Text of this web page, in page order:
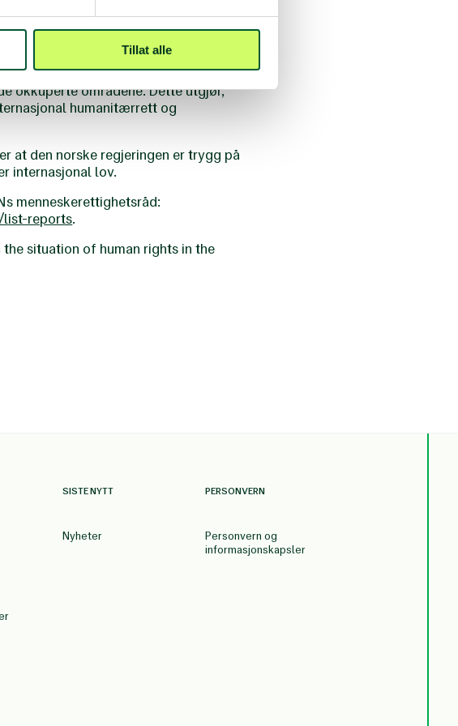
Tillat alle
(ICC). Hun oppfordrer Oljefondet
muliggjør grove folkerettsbrudd.
av ulovlige bosettinger,
okkuperte områdene. Dette utgjør,
humanitærrett og
at den norske regjeringen er trygg på
internasjonal lov.
menneskerettighetsråd:
list-reports.
situation of human rights in the
SISTE NYTT
Nyheter
PERSONVERN
Personvern og
informasjonskapsler